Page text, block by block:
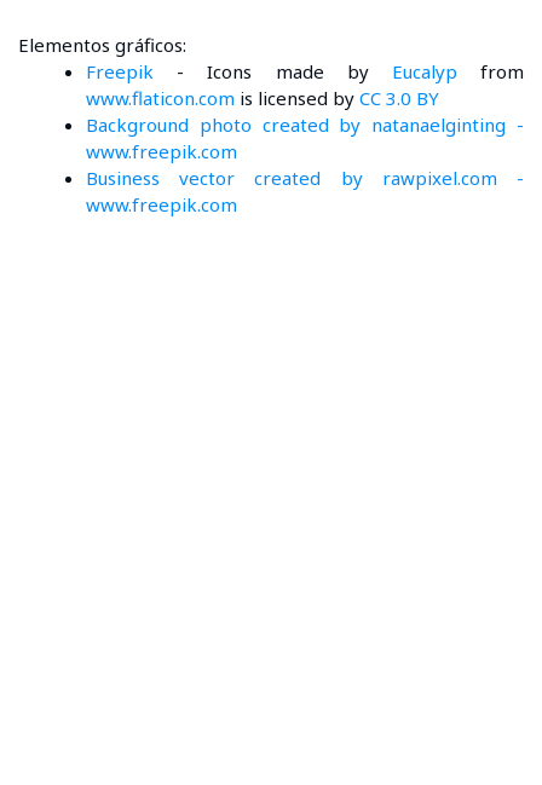
Elementos gráficos:
Freepik - Icons made by Eucalyp from
www.flaticon.com is licensed by CC 3.0 BY
Background photo created by natanaelginting -
www.freepik.com
Business vector created by rawpixel.com -
www.freepik.com